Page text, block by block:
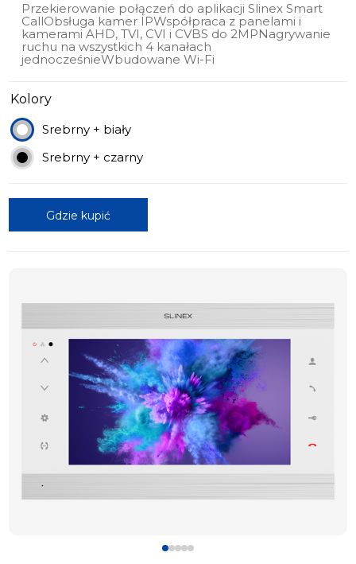
Przekierowanie połączeń do aplikacji Slinex Smart
CallObsługa kamer IPWspółpraca z panelami i
kamerami AHD, TVI, CVI i CVBS do 2MPNagrywanie
ruchu na wszystkich 4 kanałach
jednocześnieWbudowane Wi-Fi
Kolory
Srebrny + biały
Srebrny + czarny
Gdzie kupić